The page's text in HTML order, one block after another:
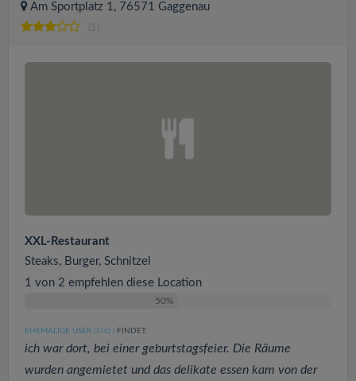
Am Sportplatz 1, 76571 Gaggenau
(1)
XXL-Restaurant
Steaks, Burger, Schnitzel
1 von 2 empfehlen diese Location
50%
EHEMALIGE USER (3742 ) FINDET:
ich war dort, bei einer geburtstagsfeier. Die Räume
wurden angemietet und das delikate essen kam von der